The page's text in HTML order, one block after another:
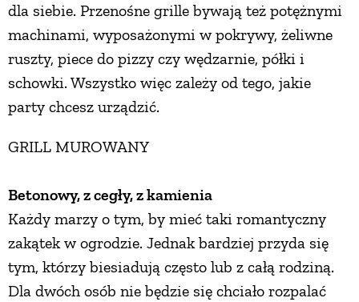
dla siebie. Przenośne grille bywają też potężnymi
machinami, wyposażonymi w pokrywy, żeliwne
ruszty, piece do pizzy czy wędzarnie, półki i
schowki. Wszystko więc zależy od tego, jakie
party chcesz urządzić.
GRILL MUROWANY
Betonowy, z cegły, z kamienia
Każdy marzy o tym, by mieć taki romantyczny
zakątek w ogrodzie. Jednak bardziej przyda się
tym, którzy biesiadują często lub z całą rodziną.
Dla dwóch osób nie będzie się chciało rozpalać
ZUPY
DANIA GŁÓWNE
PRZETWORY
INNE